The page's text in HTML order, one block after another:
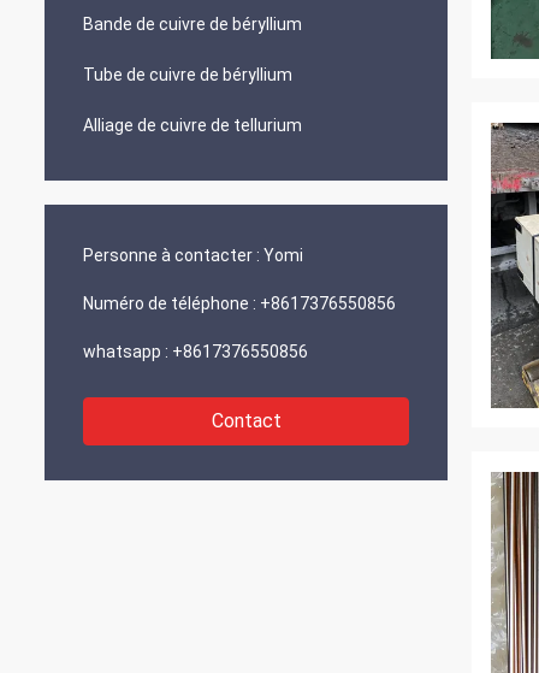
Bande de cuivre de béryllium
Tube de cuivre de béryllium
Alliage de cuivre de tellurium
Personne à contacter : Yomi
Numéro de téléphone : +8617376550856
whatsapp : +8617376550856
Contact